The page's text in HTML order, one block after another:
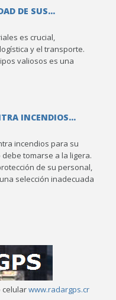
DE SUS...
es crucial,
y el transporte.
valiosos es una
INCENDIOS...
incendios para su
tomarse a la ligera.
de su personal,
selección inadecuada
celularwww.radargps.cr